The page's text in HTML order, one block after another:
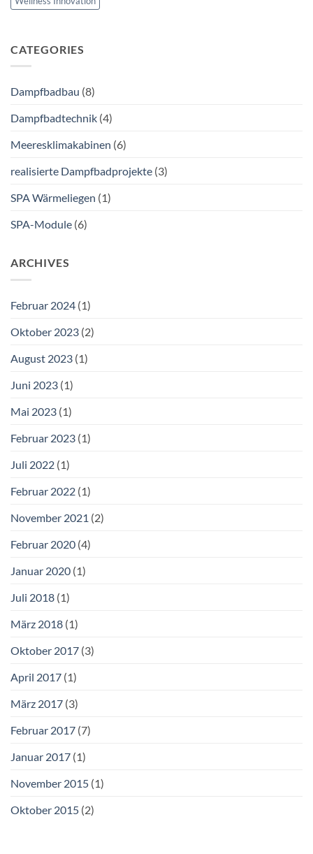
CATEGORIES
Dampfbadbau (8)
Dampfbadtechnik (4)
Meeresklimakabinen (6)
realisierte Dampfbadprojekte (3)
SPA Wärmeliegen (1)
SPA-Module (6)
ARCHIVES
Februar 2024 (1)
Oktober 2023 (2)
August 2023 (1)
Juni 2023 (1)
Mai 2023 (1)
Februar 2023 (1)
Juli 2022 (1)
Februar 2022 (1)
November 2021 (2)
Februar 2020 (4)
Januar 2020 (1)
Juli 2018 (1)
März 2018 (1)
Oktober 2017 (3)
April 2017 (1)
März 2017 (3)
Februar 2017 (7)
Januar 2017 (1)
November 2015 (1)
Oktober 2015 (2)